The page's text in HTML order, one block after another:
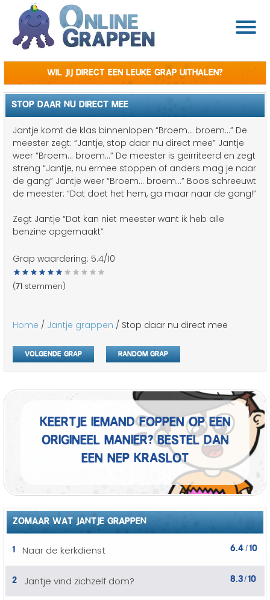
Wil jij direct een leuke grap uithalen?
STOP DAAR NU DIRECT MEE
Jantje komt de klas binnenlopen “Broem… broem…” De
meester zegt: “Jantje, stop daar nu direct mee” Jantje
weer “Broem… broem…” De meester is geïrriteerd en zegt
streng “Jantje, nu ermee stoppen of anders mag je naar
de gang” Jantje weer “Broem… broem…” Boos schreeuwt
de meester: “Dat doet het hem, ga maar naar de gang!”
Zegt Jantje “Dat kan niet meester want ik heb alle
benzine opgemaakt”
Grap waardering: 5.4/10
(71 stemmen)
Home / Jantje grappen / Stop daar nu direct mee
Volgende grap Random grap
Keertje iemand foppen op een
origineel manier? Bestel dan
een nep kraslot
ZOMAAR WAT JANTJE GRAPPEN
1
Naar de kerkdienst 6.4 /10
2 Jantje vind zichzelf dom? 8.3/10